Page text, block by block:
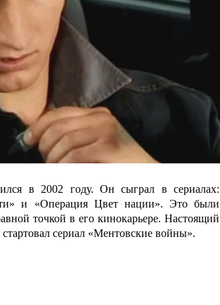
в 2002 году. Он сыграл в сериалах:
и «Операция Цвет нации». Это были
точкой в его кинокарьере. Настоящий
сериал «Ментовские войны».